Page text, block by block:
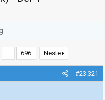
… 696 Neste
#23.321